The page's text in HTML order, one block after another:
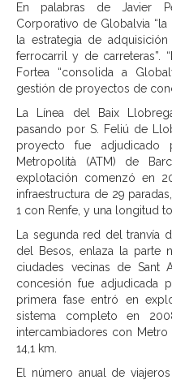
En palabras de Javier
Corporativo de Globalvia
la estrategia de
ferrocarril y de carreteras”.
Fortea “consolida a
gestión de proyectos de
La Línea del Baix
pasando por S. Feliú de
proyecto fue adjudicado
Metropolità (ATM) de
explotación comenzó en
infraestructura de 29
1 con Renfe, y una longitud
La segunda red del tranvía
del Besos, enlaza la parte
ciudades vecinas de Sant
concesión fue adjudicada
primera fase entró en
sistema completo en
intercambiadores con
14,1 km.
El número anual de